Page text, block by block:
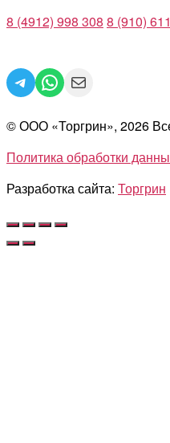
8 (4912) 998 308 8 (910)
Telegram
WhatsApp
Mail
© ООО «Торгрин», 2026
Политика обработки
Разработка сайта: Торгрин